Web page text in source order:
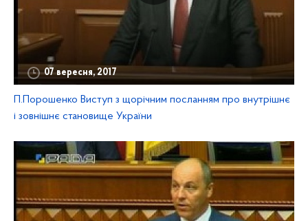
07 вересня, 2017
П.Порошенко Виступ з щорічним посланням про внутрішнє
і зовнішнє становище України